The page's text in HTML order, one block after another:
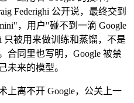
Federighi 公开说，最终交到
，用户"碰不到一滴 Google
只被用来做训练和蒸馏，不是
合同里也写明，Google 被禁
未来的模型。
上离不开 Google，公关上一